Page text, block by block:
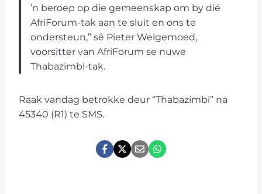
’n beroep op die gemeenskap om by dié
AfriForum-tak aan te sluit en ons te
ondersteun,” sê Pieter Welgemoed,
voorsitter van AfriForum se nuwe
Thabazimbi-tak.
Raak vandag betrokke deur “Thabazimbi” na
45340 (R1) te SMS.